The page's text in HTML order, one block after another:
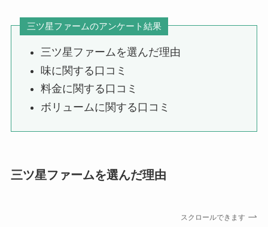
三ツ星ファームのアンケート結果
三ツ星ファームを選んだ理由
味に関する口コミ
料金に関する口コミ
ボリュームに関する口コミ
三ツ星ファームを選んだ理由
スクロールできます